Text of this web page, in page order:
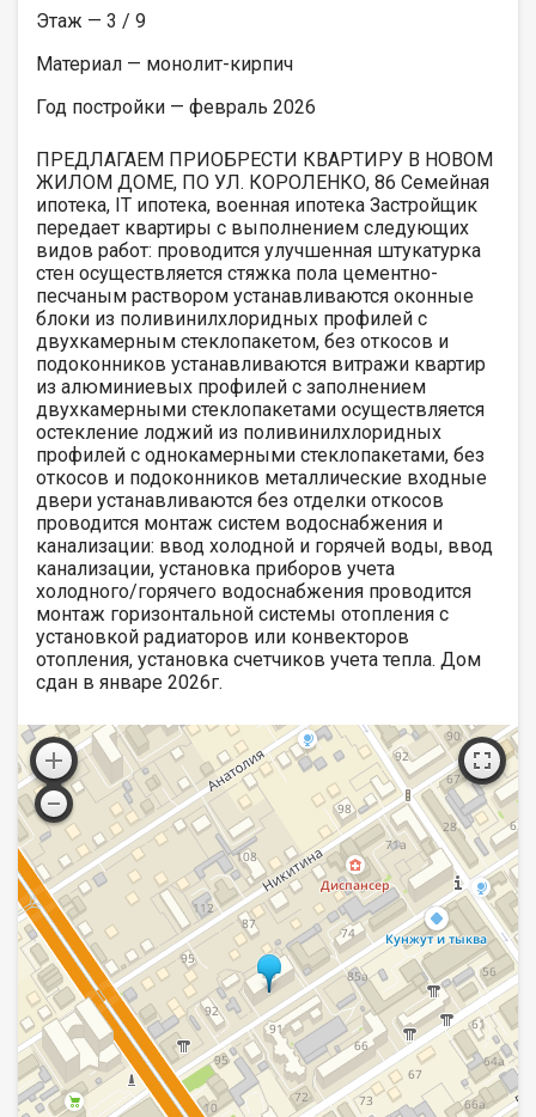
Этаж — 3 / 9
Материал — монолит-кирпич
Год постройки — февраль 2026
ПРЕДЛАГАЕМ ПРИОБРЕСТИ КВАРТИРУ В НОВОМ
ЖИЛОМ ДОМЕ, ПО УЛ. КОРОЛЕНКО, 86 Семейная
ипотека, IT ипотека, военная ипотека Застройщик
передает квартиры с выполнением следующих
видов работ: проводится улучшенная штукатурка
стен осуществляется стяжка пола цементно-
песчаным раствором устанавливаются оконные
блоки из поливинилхлоридных профилей с
двухкамерным стеклопакетом, без откосов и
подоконников устанавливаются витражи квартир
из алюминиевых профилей с заполнением
двухкамерными стеклопакетами осуществляется
остекление лоджий из поливинилхлоридных
профилей с однокамерными стеклопакетами, без
откосов и подоконников металлические входные
двери устанавливаются без отделки откосов
проводится монтаж систем водоснабжения и
канализации: ввод холодной и горячей воды, ввод
канализации, установка приборов учета
холодного/горячего водоснабжения проводится
монтаж горизонтальной системы отопления с
установкой радиаторов или конвекторов
отопления, установка счетчиков учета тепла. Дом
сдан в январе 2026г.